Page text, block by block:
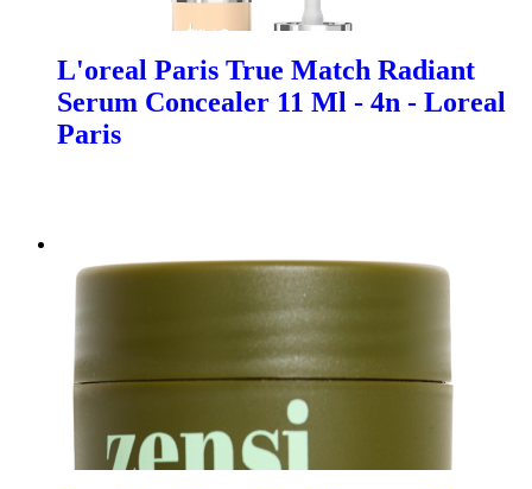
L'oreal Paris True Match Radiant
Serum Concealer 11 Ml - 4n - Loreal
Paris